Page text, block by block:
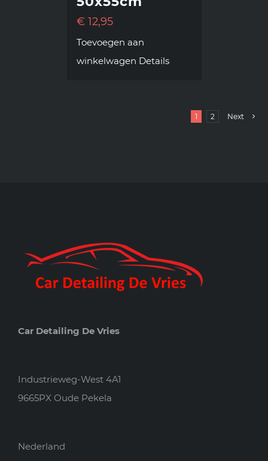
€12,95
Toevoegen aan
winkelwagen Details
1 2 Next
Car Detailing De Vries
Industrieweg-West 4A1
9665PX Oude Pekela
Nederland